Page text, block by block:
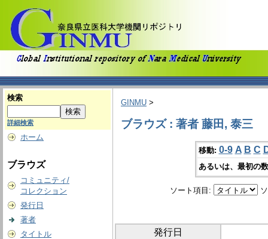
検索
詳細検索
ホーム
ブラウズ
コミュニティ/
コレクション
発行日
著者
タイトル
GINMU >
ブラウズ : 著者 藤田, 泰三
移動: 0-9 A B C
あるいは、最初の
ソート項目:
発行日